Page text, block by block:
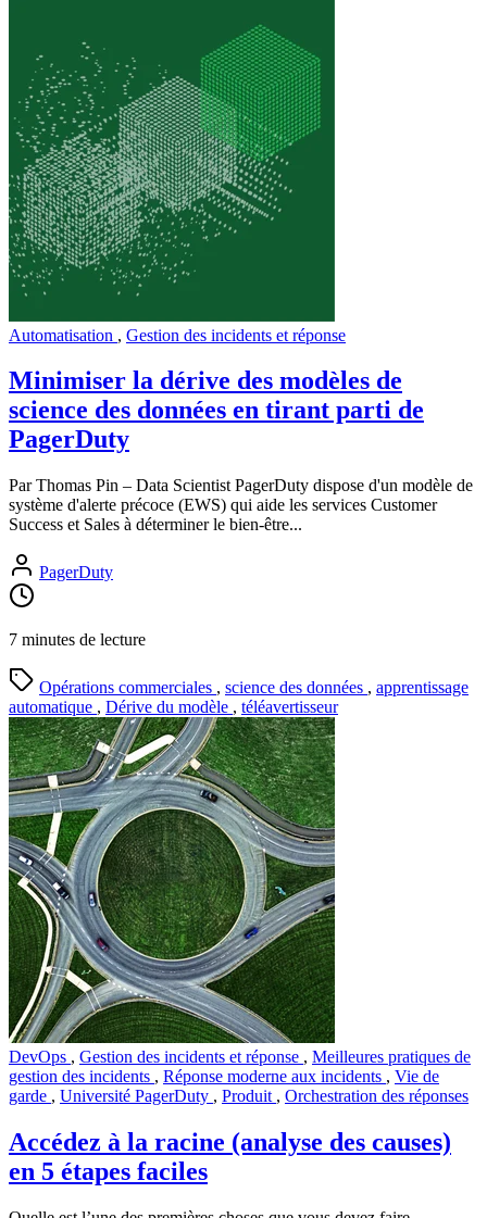
Automatisation , Gestion des incidents et réponse
Minimiser la dérive des modèles de
science des données en tirant parti de
PagerDuty
Par Thomas Pin – Data Scientist PagerDuty dispose d'un modèle de
système d'alerte précoce (EWS) qui aide les services Customer
Success et Sales à déterminer le bien-être...
PagerDuty
7 minutes de lecture
Opérations commerciales , science des données , apprentissage
automatique , Dérive du modèle , téléavertisseur
DevOps , Gestion des incidents et réponse , Meilleures pratiques de
gestion des incidents , Réponse moderne aux incidents , Vie de
garde , Université PagerDuty , Produit , Orchestration des réponses
Accédez à la racine (analyse des causes)
en 5 étapes faciles